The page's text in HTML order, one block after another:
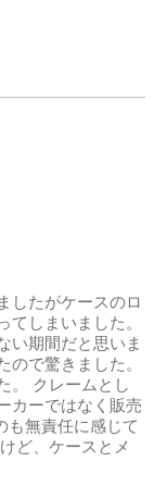
したがケースのロ
しまいました。
い期間だと思いま
で驚きました。
。 クレームとし
カーではなく販売
も無責任に感じて
ど、ケースとメ